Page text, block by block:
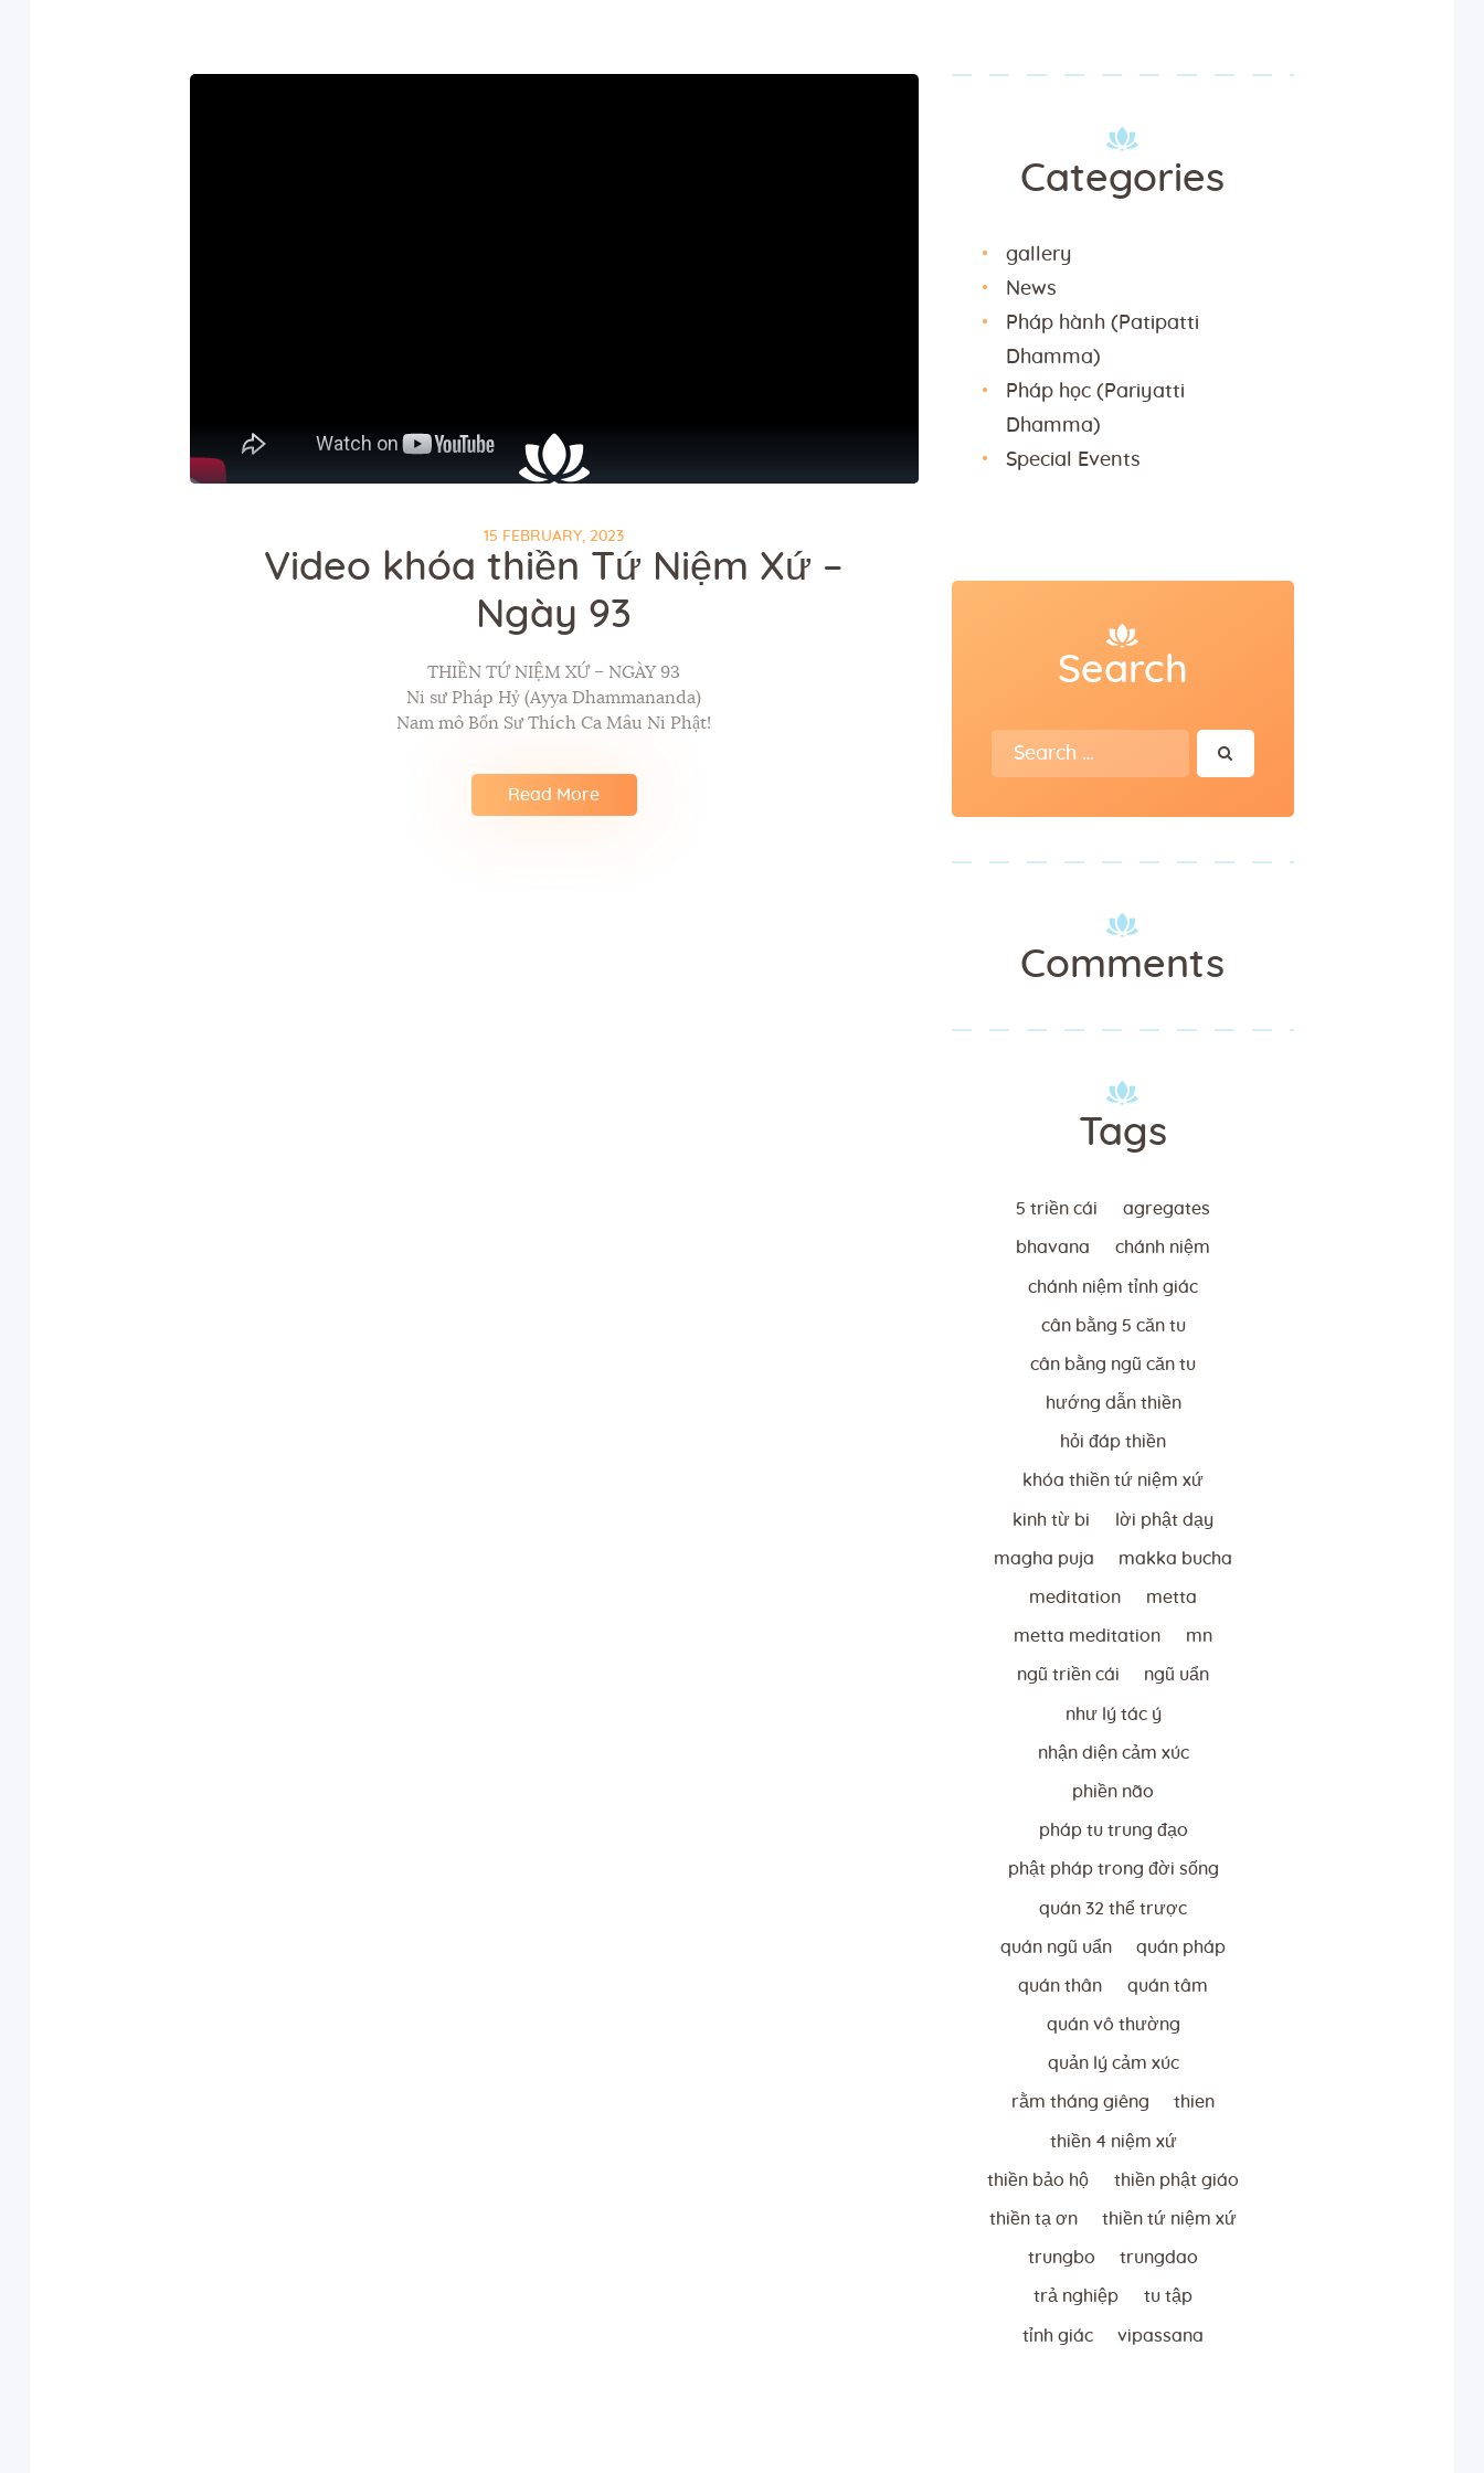
15 FEBRUARY, 2023
Video khóa thiền Tứ Niệm Xứ –
Ngày 93
THIỀN TỨ NIỆM XỨ – NGÀY 93
Ni sư Pháp Hỷ (Ayya Dhammananda)
Nam mô Bổn Sư Thích Ca Mâu Ni Phật!
Read More
Categories
gallery
News
Pháp hành (Patipatti
Dhamma)
Pháp học (Pariyatti
Dhamma)
Special Events
Search
Search
for:
Comments
Tags
5 triền cái agregates
bhavana chánh niệm
chánh niệm tỉnh giác
cân bằng 5 căn tu
cân bằng ngũ căn tu
hướng dẫn thiền
hỏi đáp thiền
khóa thiền tứ niệm xứ
kinh từ bi lời phật dạy
magha puja makka bucha
meditation metta
metta meditation mn
ngũ triền cái ngũ uẩn
như lý tác ý
nhận diện cảm xúc
phiền não
pháp tu trung đạo
phật pháp trong đời sống
quán 32 thể trược
quán ngũ uẩn quán pháp
quán thân quán tâm
quán vô thường
quản lý cảm xúc
rằm tháng giêng thien
thiền 4 niệm xứ
thiền bảo hộ thiền phật giáo
thiền tạ ơn thiền tứ niệm xứ
trungbo trungdao
trả nghiệp tu tập
tỉnh giác vipassana